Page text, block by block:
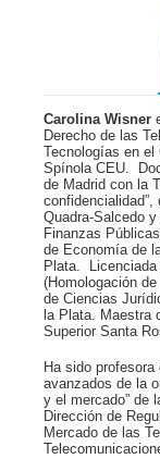
Carolina Wisner
Derecho de las
Tecnologías en
Spínola CEU.
de Madrid con la
Quadra-Salcedo
Finanzas
de Economía de
Plata. Licenciada
(Homologación
de Ciencias
la Plata. Maestra
Superior Santa
Ha sido
avanzados de la
y el mercado” de
Dirección de
Mercado de las